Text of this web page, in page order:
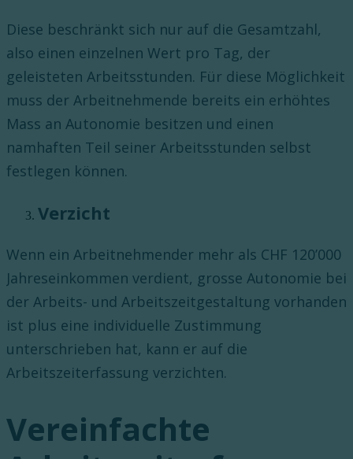
Diese beschränkt sich nur auf die Gesamtzahl,
also einen einzelnen Wert pro Tag, der
geleisteten Arbeitsstunden. Für diese Möglichkeit
muss der Arbeitnehmende bereits ein erhöhtes
Mass an Autonomie besitzen und einen
namhaften Teil seiner Arbeitsstunden selbst
festlegen können.
Verzicht
Wenn ein Arbeitnehmender mehr als CHF 120’000
Jahreseinkommen verdient, grosse Autonomie bei
der Arbeits- und Arbeitszeitgestaltung vorhanden
ist plus eine individuelle Zustimmung
unterschrieben hat, kann er auf die
Arbeitszeiterfassung verzichten.
Vereinfachte